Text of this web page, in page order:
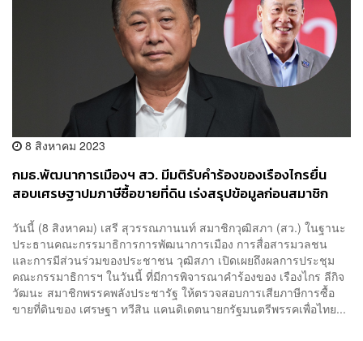
8 สิงหาคม 2023
กมธ.พัฒนาการเมืองฯ สว. มีมติรับคำร้องของเรืองไกรยื่น
สอบเศรษฐาปมภาษีซื้อขายที่ดิน เร่งสรุปข้อมูลก่อนสมาชิก
วันนี้ (8 สิงหาคม) เสรี สุวรรณภานนท์ สมาชิกวุฒิสภา (สว.) ในฐานะ
ประธานคณะกรรมาธิการการพัฒนาการเมือง การสื่อสารมวลชน
และการมีส่วนร่วมของประชาชน วุฒิสภา เปิดเผยถึงผลการประชุม
คณะกรรมาธิการฯ ในวันนี้ ที่มีการพิจารณาคำร้องของ เรืองไกร ลีกิจ
วัฒนะ สมาชิกพรรคพลังประชารัฐ ให้ตรวจสอบการเสียภาษีการซื้อ
ขายที่ดินของ เศรษฐา ทวีสิน แคนดิเดตนายกรัฐมนตรีพรรคเพื่อไทย...